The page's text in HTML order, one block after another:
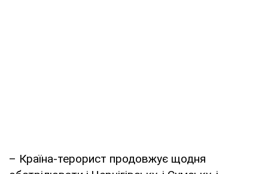
– Країна-терорист продовжує щодня